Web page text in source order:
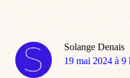
Solange Denais
dit
19 mai 2024 à 9